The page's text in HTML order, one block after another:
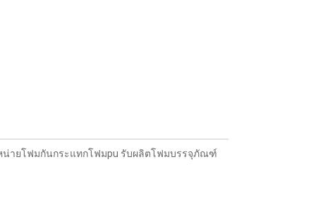
น่ายโฟมกันกระแทกโฟมpu รับผลิตโฟมบรรจุภัณฑ์